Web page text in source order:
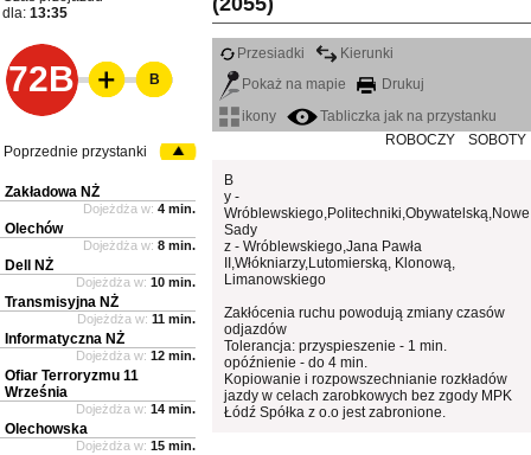
dla: 13:35
72B
Przesiadki
Kierunki
Pokaż na mapie
Drukuj
ikony
Tabliczka jak na przystanku
ROBOCZY
SOBOTY
B
y -
Wróblewskiego,Politechniki,Obywatelską,Nowe
Sady
z - Wróblewskiego,Jana Pawła
II,Włókniarzy,Lutomierską, Klonową,
Limanowskiego
Zakłócenia ruchu powodują zmiany czasów
odjazdów
Tolerancja: przyspieszenie - 1 min.
opóźnienie - do 4 min.
Kopiowanie i rozpowszechnianie rozkładów
jazdy w celach zarobkowych bez zgody MPK
Łódź Spółka z o.o jest zabronione.
B
Poprzednie przystanki
Zakładowa NŻ
Dojeżdża w: 4 min.
Olechów
Dojeżdża w: 8 min.
Dell NŻ
Dojeżdża w: 10 min.
Transmisyjna NŻ
Dojeżdża w: 11 min.
Informatyczna NŻ
Dojeżdża w: 12 min.
Ofiar Terroryzmu 11
Września
Dojeżdża w: 14 min.
Olechowska
Dojeżdża w: 15 min.